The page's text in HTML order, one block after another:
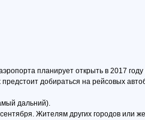
планирует открыть в 2017
добираться на рейсовых
дальний).
Жителям других городов или